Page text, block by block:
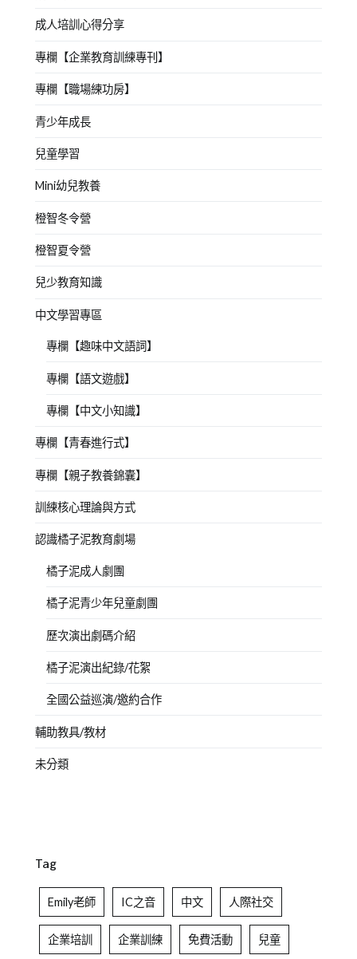
成人培訓心得分享
專欄【企業教育訓練專刊】
專欄【職場練功房】
青少年成長
兒童學習
Mini幼兒教養
橙智冬令營
橙智夏令營
兒少教育知識
中文學習專區
專欄【趣味中文語詞】
專欄【語文遊戲】
專欄【中文小知識】
專欄【青春進行式】
專欄【親子教養錦囊】
訓練核心理論與方式
認識橘子泥教育劇場
橘子泥成人劇團
橘子泥青少年兒童劇團
歷次演出劇碼介紹
橘子泥演出紀錄/花絮
全國公益巡演/邀約合作
輔助教具/教材
未分類
Tag
Emily老師 IC之音 中文 人際社交
企業培訓 企業訓練 免費活動 兒童